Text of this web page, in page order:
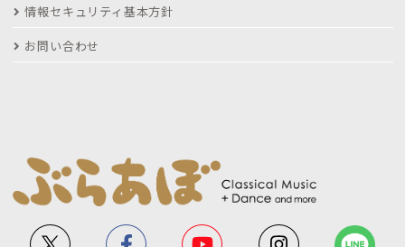
情報セキュリティ基本方針
お問い合わせ